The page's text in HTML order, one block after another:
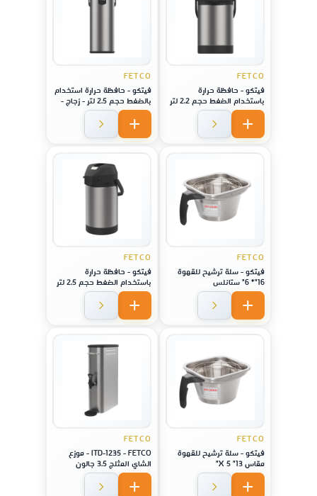
FETCO
فيتكو - حافظة حرارة
باستخدام الضغط حجم 2.2 لتر
,لا يصدأ - فولاذ
FETCO
فيتكو - حافظة حرارة استخدام
بالضغط حجم 2.5 لتر - زجاج -
لماكينة موديل CBS-1221
FETCO
فيتكو - سلة ترشيح للقهوة
16"* 6" ستانلس
FETCO
فيتكو - حافظة حرارة
باستخدام الضغط حجم 2.5 لتر
,لا يصدأ - فولاذ - لماكينة
موديل CBS-1221
FETCO
فيتكو - سلة ترشيح للقهوة
مقاس 13" X 5"
FETCO
ITD-1235 - FETCO - موزع
الشاي المثلج 3.5 جالون